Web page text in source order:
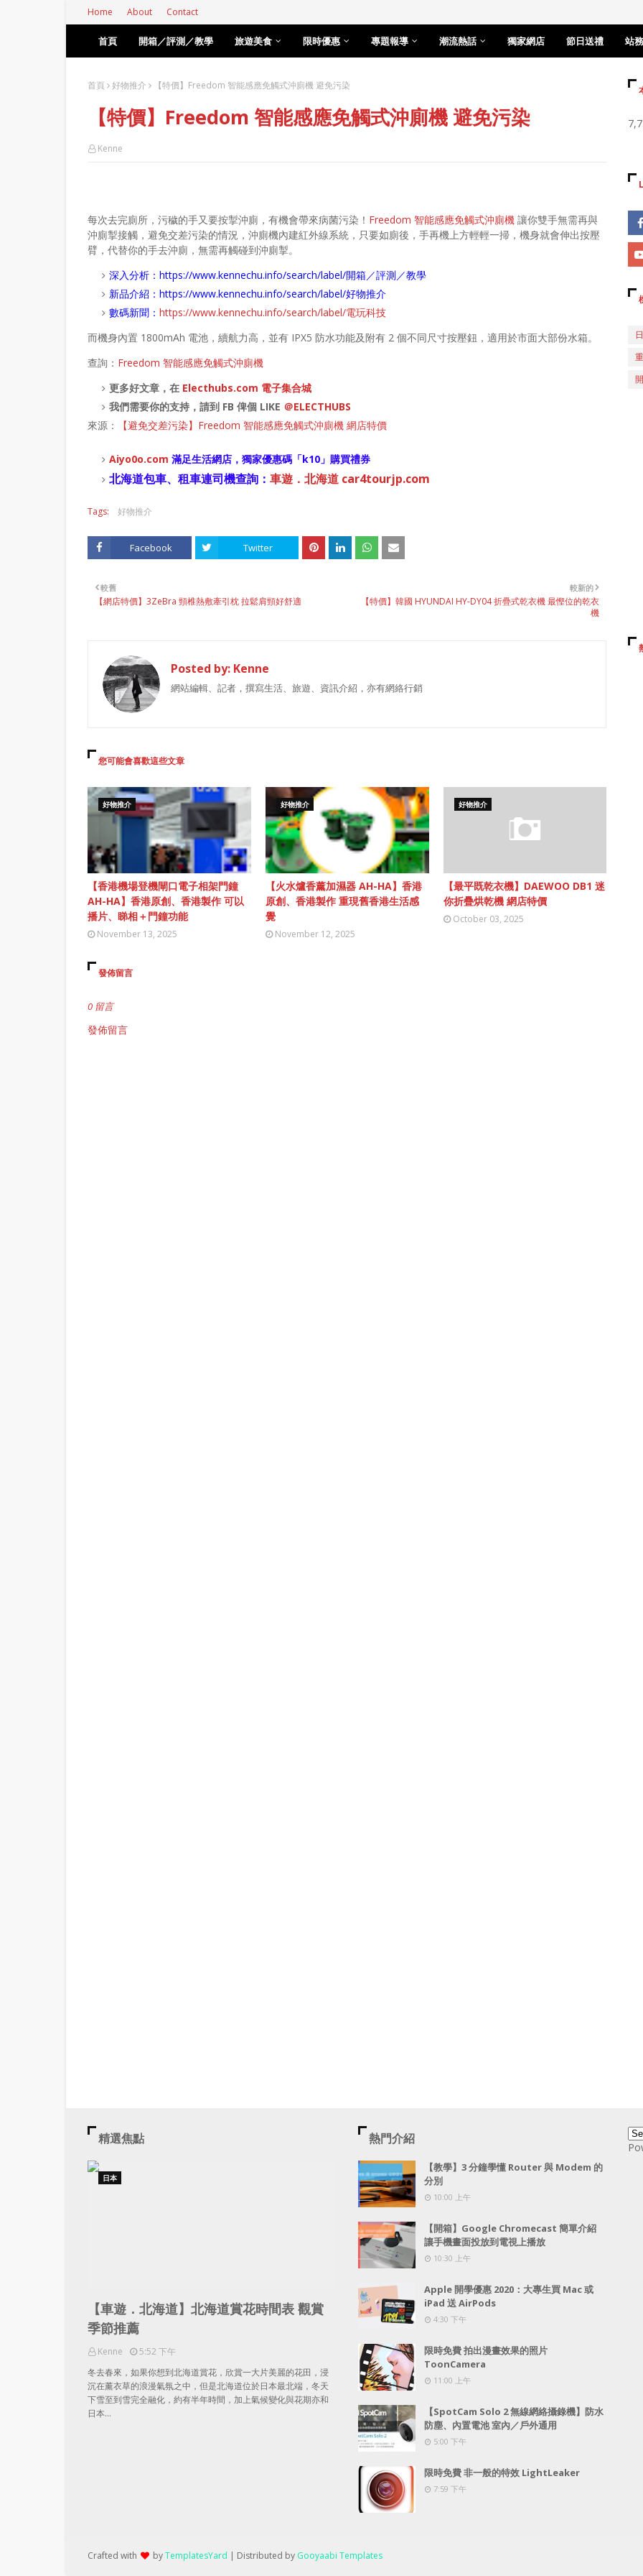
Home About Contact
首頁 開箱／評測／教學 旅遊美食 限時優惠 專題報導 潮流熱話 獨家網店 節日送禮 站
首頁 好物推介 【特價】Freedom 智能感應免觸式沖廁機 避免污染
【特價】Freedom 智能感應免觸式沖廁機 避免污染
Kenne
每次去完廁所，污穢的手又要按掣沖廁，有機會帶來病菌污染！ Freedom 智能感應免觸式沖廁機 讓你雙手無需再與
沖廁掣接觸，避免交差污染的情況，沖廁機內建紅外線系統，只要如廁後，手再機上方輕輕一掃，機身就會伸出按壓
臂，代替你的手去沖廁，無需再觸碰到沖廁掣。
深入分析： https://www.kennechu.info/search/label/開箱／評測／教學
新品介紹： https://www.kennechu.info/search/label/好物推介
數碼新聞： https://www.kennechu.info/search/label/電玩科技
而機身內置 1800mAh 電池，續航力高，並有 IPX5 防水功能及附有 2 個不同尺寸按壓鈕，適用於市面大部份水箱。
查詢： Freedom 智能感應免觸式沖廁機
更多好文章，在 Electhubs.com 電子集合城
我們需要你的支持，請到 FB 俾個 LIKE ＠ELECTHUBS
來源：
【避免交差污染】Freedom 智能感應免觸式沖廁機 網店特價
Aiyo0o.com 滿足生活網店， 獨家優惠碼「k10 」購買禮券
北海道包車、租車連司機查詢： 車遊．北海道 car4tourjp.com
Tags: 好物推介
Facebook Twitter
較新的
【特價】韓國 HYUNDAI HY-DY04 折疊式乾衣機 最慳位的乾衣
機
較舊
【網店特價】3ZeBra 頸椎熱敷牽引枕 拉鬆肩頸好舒適
Posted by: Kenne
網站編輯、記者，撰寫生活、旅遊、資訊介紹，亦有網絡行銷
您可能會喜歡這些文章
好物推介
【香港機場登機閘口電子相架門鐘
AH-HA】香港原創、香港製作 可以
播片、睇相＋門鐘功能
November 13, 2025
好物推介
【火水爐香薰加濕器 AH-HA】香港
原創、香港製作 重現舊香港生活感
覺
November 12, 2025
好物推介
【最平既乾衣機】DAEWOO DB1 迷
你折疊烘乾機 網店特價
October 03, 2025
發佈留言
0 留言
發佈留言
精選焦點
日本
【車遊．北海道】北海道賞花時間表 觀賞
季節推薦
Kenne
5:52 下午
冬去春來，如果你想到北海道賞花，欣賞一大片美麗的花田，浸
沉在薰衣草的浪漫氣氛之中，但是北海道位於日本最北端，冬天
下雪至到雪完全融化，約有半年時間，加上氣候變化與花期亦和
日本…
熱門介紹
【教學】3 分鐘學懂 Router 與 Modem 的
分別
10:00 上午
【開箱】Google Chromecast 簡單介紹
讓手機畫面投放到電視上播放
10:30 上午
Apple 開學優惠 2020：大專生買 Mac 或
iPad 送 AirPods
4:30 下午
限時免費 拍出漫畫效果的照片
ToonCamera
11:00 上午
【SpotCam Solo 2 無線網絡攝錄機】防水
防塵、內置電池 室內／戶外通用
5:00 下午
限時免費 非一般的特效 LightLeaker
7:59 下午
Crafted with byTemplatesYard | Distributed by Gooyaabi Templates